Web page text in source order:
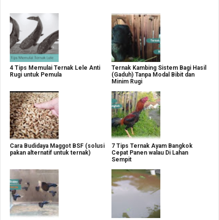
4 Tips Memulai Ternak Lele Anti
Rugi untuk Pemula
Ternak Kambing Sistem Bagi Hasil
(Gaduh) Tanpa Modal Bibit dan
Minim Rugi
Cara Budidaya Maggot BSF (solusi
pakan alternatif untuk ternak)
7 Tips Ternak Ayam Bangkok
Cepat Panen walau Di Lahan
Sempit